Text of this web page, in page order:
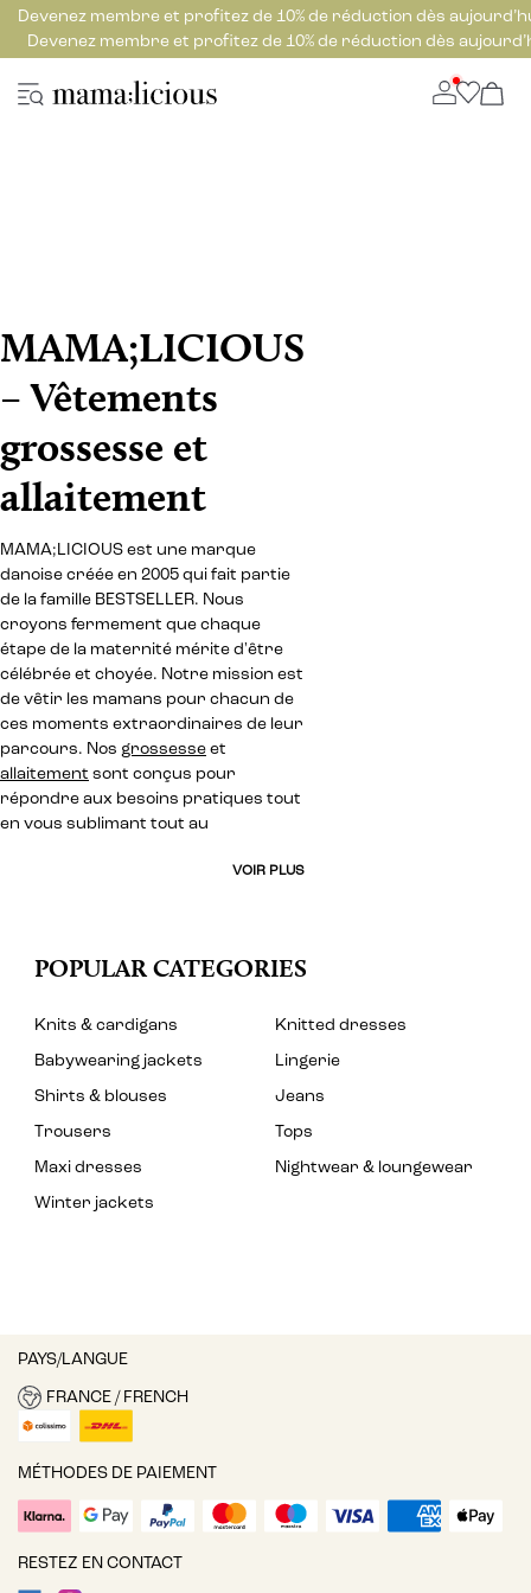
Devenez membre et profitez de 10% de réduction dès
Devenez membre et profitez de 10% de réduction dès
MAMA;LICIOUS
– Vêtements
grossesse et
allaitement
MAMA;LICIOUS est une marque
danoise créée en 2005 qui fait partie
de la famille BESTSELLER. Nous
croyons fermement que chaque
étape de la maternité mérite d'être
célébrée et choyée. Notre mission est
de vêtir les mamans pour chacun de
ces moments extraordinaires de leur
parcours. Nos grossesse et
allaitement sont conçus pour
répondre aux besoins pratiques tout
en vous sublimant tout au
VOIR PLUS
POPULAR CATEGORIES
Knits & cardigans
Knitted dresses
Babywearing jackets
Lingerie
Shirts & blouses
Jeans
Trousers
Tops
Maxi dresses
Nightwear & loungewear
Winter jackets
PAYS/LANGUE
FRANCE / FRENCH
MÉTHODES DE PAIEMENT
RESTEZ EN CONTACT